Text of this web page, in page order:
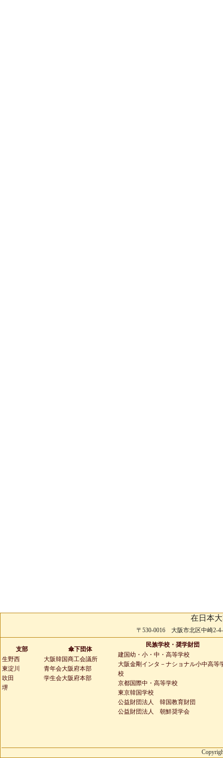
在日本
〒530-0016 大阪市北区中崎2-
支部
生野西
東淀川
吹田
堺
傘下団体
大阪韓国商工会議所
青年会大阪府本部
学生会大阪府本部
民族学校・奨学財団
建国幼・小・中・高等学校
大阪金剛インタ－ナショナル小中高等
校
京都国際中・高等学校
東京韓国学校
公益財団法人 韓国教育財団
公益財団法人 朝鮮奨学会